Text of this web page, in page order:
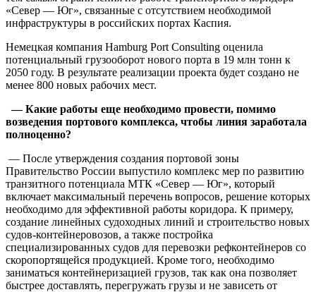
«Север — Юг», связанные с отсутствием необходимой
инфраструктуры в российских портах Каспия.
Немецкая компания Hamburg Port Consulting оценила
потенциальный грузооборот нового порта в 19 млн тонн к
2050 году. В результате реализации проекта будет создано не
менее 800 новых рабочих мест.
— Какие работы еще необходимо провести, помимо
возведения портового комплекса, чтобы линия заработала
полноценно?
— После утверждения создания портовой зоны
Правительство России выпустило комплекс мер по развитию
транзитного потенциала МТК «Север — Юг», который
включает максимальный перечень вопросов, решение которых
необходимо для эффективной работы коридора. К примеру,
создание линейных судоходных линий и строительство новых
судов-контейнеровозов, а также постройка
специализированных судов для перевозки рефконтейнеров со
скоропортящейся продукцией. Кроме того, необходимо
заниматься контейнеризацией грузов, так как она позволяет
быстрее доставлять, перегружать грузы и не зависеть от